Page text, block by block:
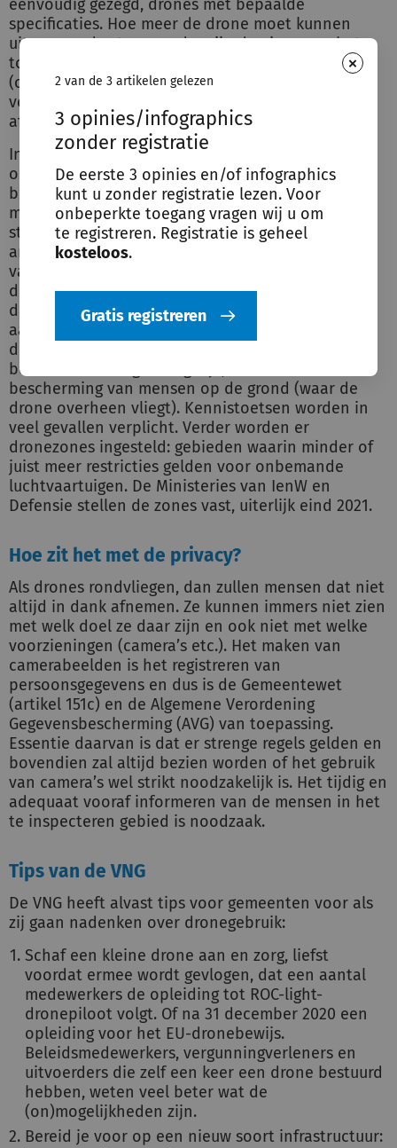
×
2 van de 3 artikelen gelezen
3 opinies/infographics
zonder registratie
De eerste 3 opinies en/of infographics
kunt u zonder registratie lezen. Voor
onbeperkte toegang vragen wij u om
te registreren. Registratie is geheel
kosteloos.
Gratis registreren
eenvoudig gezegd, drones met bepaalde
specificaties. Hoe meer de drone moet kunnen
uitvoeren, des te zwaarder zijn de eisen aan het
toestel zelf (certificering), bestuurder
(opleiding/diploma) en gebruik (o.a.
verzekeringsplicht, vlieghoogte, vlieggebied,
afstanden, tijden, etc.).
In de nieuwe Europese regelgeving is er geen
onderscheid meer tussen recreatieve en
beroepsmatige dronebestuurders. De bestuurders
moeten voldoen aan bepaalde eisen. Centraal
staat het risico voor mensen op de grond en
andere luchtruimgebruikers. Drones vallen in een
van de 3 categorieën: open, specific of certified. In
de eerste categorie, die geldt voor drones minder
dan 25 kg, voldoet een gewone
aansprakelijkheidsverzekering. Hoe zwaarder de
drone, des te meer beperkingen er gelden. Vliegen
boven bebouwing is mogelijk, essentieel is de
bescherming van mensen op de grond (waar de
drone overheen vliegt). Kennistoetsen worden in
veel gevallen verplicht. Verder worden er
dronezones ingesteld: gebieden waarin minder of
juist meer restricties gelden voor onbemande
luchtvaartuigen. De Ministeries van IenW en
Defensie stellen de zones vast, uiterlijk eind 2021.
Hoe zit het met de privacy?
Als drones rondvliegen, dan zullen mensen dat niet
altijd in dank afnemen. Ze kunnen immers niet zien
met welk doel ze daar zijn en ook niet met welke
voorzieningen (camera’s etc.). Het maken van
camerabeelden is het registreren van
persoonsgegevens en dus is de Gemeentewet
(artikel 151c) en de Algemene Verordening
Gegevensbescherming (AVG) van toepassing.
Essentie daarvan is dat er strenge regels gelden en
bovendien zal altijd bezien worden of het gebruik
van camera’s wel strikt noodzakelijk is. Het tijdig en
adequaat vooraf informeren van de mensen in het
te inspecteren gebied is noodzaak.
Tips van de VNG
De VNG heeft alvast tips voor gemeenten voor als
zij gaan nadenken over dronegebruik:
Schaf een kleine drone aan en zorg, liefst
voordat ermee wordt gevlogen, dat een aantal
medewerkers de opleiding tot ROC-light-
dronepiloot volgt. Of na 31 december 2020 een
opleiding voor het EU-dronebewijs.
Beleidsmedewerkers, vergunningverleners en
uitvoerders die zelf een keer een drone bestuurd
hebben, weten veel beter wat de
(on)mogelijkheden zijn.
Bereid je voor op een nieuw soort infrastructuur: